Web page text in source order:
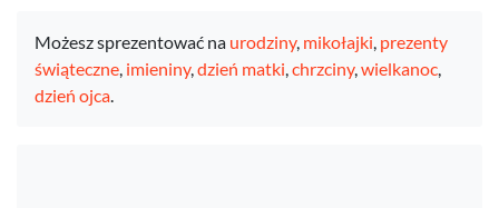
Możesz sprezentować na urodziny, mikołajki, prezenty
świąteczne, imieniny,dzień matki,chrzciny,wielkanoc,
dzień ojca.